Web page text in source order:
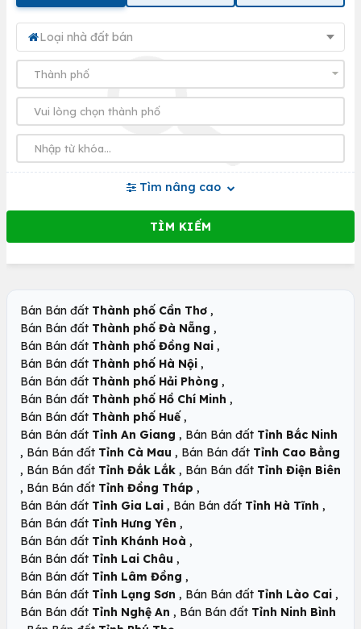
Loại nhà đất bán
Tìm nâng cao
Bán Bán đất Thành phố Cần Thơ ,
Bán Bán đất Thành phố Đà Nẵng ,
Bán Bán đất Thành phố Đồng Nai ,
Bán Bán đất Thành phố Hà Nội ,
Bán Bán đất Thành phố Hải Phòng ,
Bán Bán đất Thành phố Hồ Chí Minh ,
Bán Bán đất Thành phố Huế ,
Bán Bán đất Tỉnh An Giang , Bán Bán đất Tỉnh Bắc Ninh
, Bán Bán đất Tỉnh Cà Mau , Bán Bán đất Tỉnh Cao Bằng
, Bán Bán đất Tỉnh Đắk Lắk , Bán Bán đất Tỉnh Điện Biên
, Bán Bán đất Tỉnh Đồng Tháp ,
Bán Bán đất Tỉnh Gia Lai , Bán Bán đất Tỉnh Hà Tĩnh ,
Bán Bán đất Tỉnh Hưng Yên ,
Bán Bán đất Tỉnh Khánh Hoà ,
Bán Bán đất Tỉnh Lai Châu ,
Bán Bán đất Tỉnh Lâm Đồng ,
Bán Bán đất Tỉnh Lạng Sơn , Bán Bán đất Tỉnh Lào Cai ,
Bán Bán đất Tỉnh Nghệ An , Bán Bán đất Tỉnh Ninh Bình